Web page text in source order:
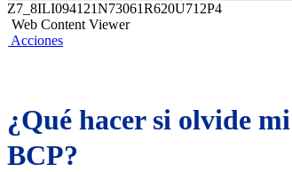
Z7_8ILI094121N73061R620U712P4
Web Content Viewer
Acciones
¿Qué hacer si olvide
BCP?